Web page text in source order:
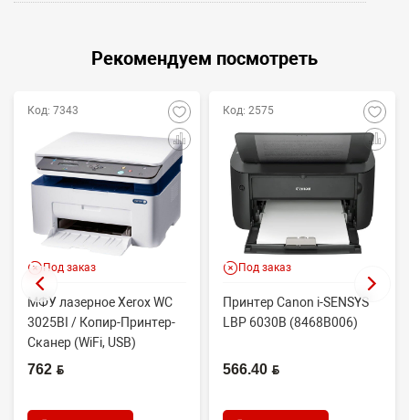
Рекомендуем посмотреть
Код: 7343
Под заказ
МФУ лазерное Xerox WC
3025BI / Копир-Принтер-
Сканер (WiFi, USB)
762 BYN
Код: 2575
Под заказ
Принтер Canon i-SENSYS
LBP 6030B (8468B006)
566.40 BYN